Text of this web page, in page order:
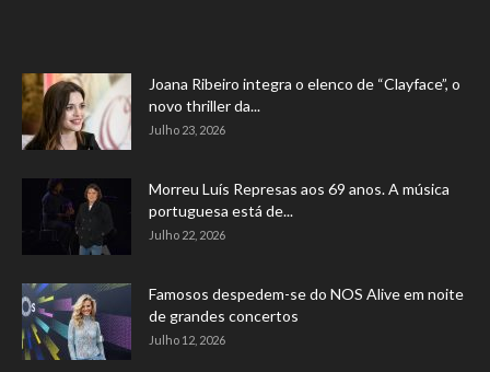
Joana Ribeiro integra o elenco de “Clayface”, o
novo thriller da...
Julho 23, 2026
Morreu Luís Represas aos 69 anos. A música
portuguesa está de...
Julho 22, 2026
Famosos despedem-se do NOS Alive em noite
de grandes concertos
Julho 12, 2026